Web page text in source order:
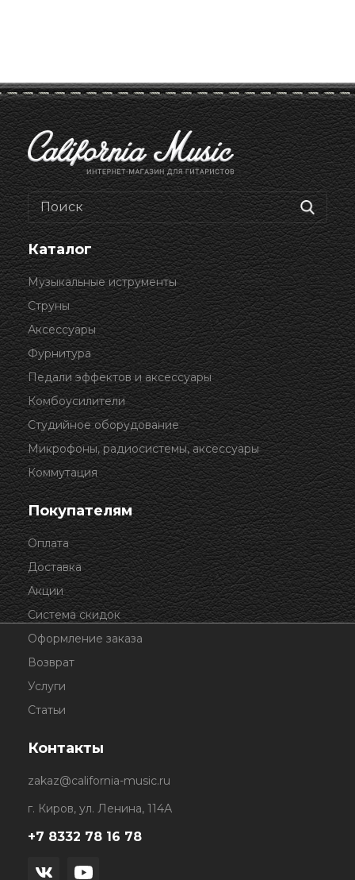
Каталог
Музыкальные иструменты
Струны
Аксессуары
Фурнитура
Педали эффектов и аксессуары
Комбоусилители
Студийное оборудование
Микрофоны, радиосистемы, аксессуары
Коммутация
Покупателям
Оплата
Доставка
Акции
Система скидок
Оформление заказа
Возврат
Услуги
Статьи
Контакты
zakaz@california-music.ru
г. Киров, ул. Ленина, 114А
+7 8332 78 16 78